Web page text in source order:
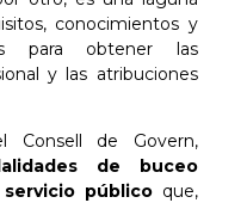
conocimientos y
para obtener las
y las atribuciones
Consell de Govern,
de buceo
públicoque,